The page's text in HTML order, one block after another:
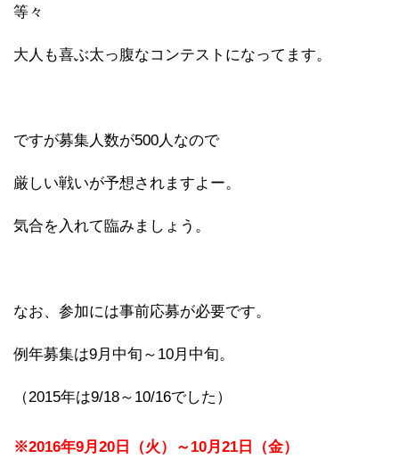
等々
大人も喜ぶ太っ腹なコンテストになってます。
ですが募集人数が500人なので
厳しい戦いが予想されますよー。
気合を入れて臨みましょう。
なお、参加には事前応募が必要です。
例年募集は9月中旬～10月中旬。
（2015年は9/18～10/16でした）
※2016年9月20日（火）～10月21日（金）